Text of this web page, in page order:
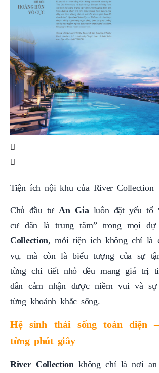
Tiện ích nội khu của River Collection
Chủ đầu tưAn Gialuôn đặt yếu tố
cư dân là trung tâm” trong mọi
Collection, mỗi tiện ích không chỉ là
vụ, mà còn là biểu tượng của sự
từng chi tiết nhỏ đều mang giá trị
dân cảm nhận được niềm vui và
từng khoảnh khắc sống.
Hệ sinh thái sống toàn diện
từng phút giây
River Collection không chỉ là nơi